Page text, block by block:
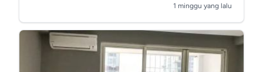
1 minggu yang lalu